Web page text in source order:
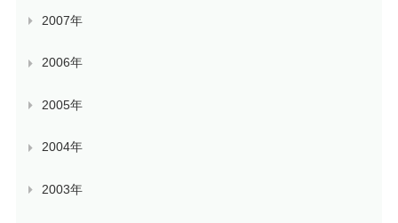
2007年
2006年
2005年
2004年
2003年